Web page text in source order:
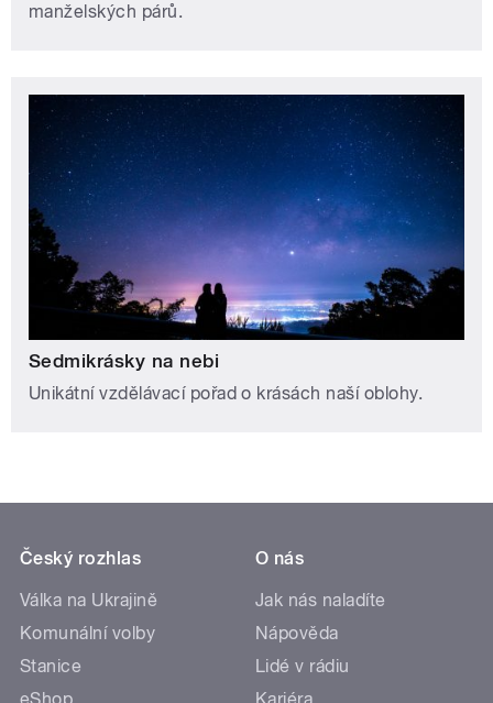
manželských párů.
Sedmikrásky na nebi
Unikátní vzdělávací pořad o krásách naší oblohy.
Český rozhlas
Válka na Ukrajině
Komunální volby
Stanice
O nás
Jak nás naladíte
Nápověda
Lidé v rádiu